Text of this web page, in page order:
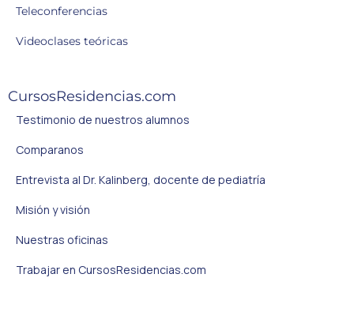
Teleconferencias
Videoclases teóricas
CursosResidencias.com
Testimonio de nuestros alumnos
Comparanos
Entrevista al Dr. Kalinberg, docente de pediatría
Misión y visión
Nuestras oficinas
Trabajar en CursosResidencias.com